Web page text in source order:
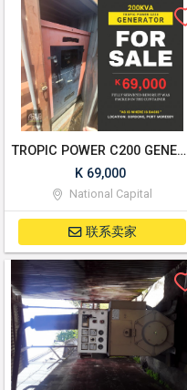
TROPIC POWER C200 GENERATOR AS IS WHERE IS
K 69,000
National Capital
联系卖家